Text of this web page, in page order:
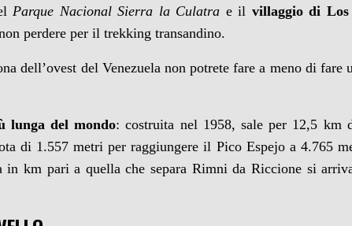
Parque Nacional Sierra la Culatra e il villaggio di Los
perdere per il trekking transandino.
dell’ovest del Venezuela non potrete fare a meno di fare
lunga del mondo: costruita nel 1958, sale per 12,5 km
di 1.557 metri per raggiungere il Pico Espejo a 4.765
in km pari a quella che separa Rimni da Riccione si